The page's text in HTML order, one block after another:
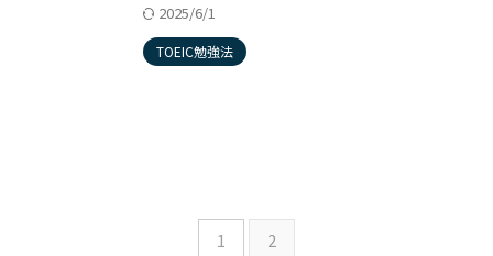
2025/6/1
TOEIC勉強法
1 2